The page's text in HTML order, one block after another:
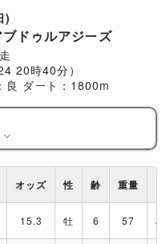
)
ドゥルアジーズ
20時40分）
良 ダート：1800m
オッズ 性 齢 重量
15.3 牡 6 57 J